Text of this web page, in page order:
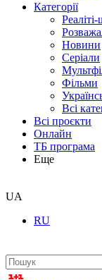
Категорії
Новини
Серіали
Фільми
Всі
Всі проєкти
Онлайн
ТБ програма
Еще
UA
RU